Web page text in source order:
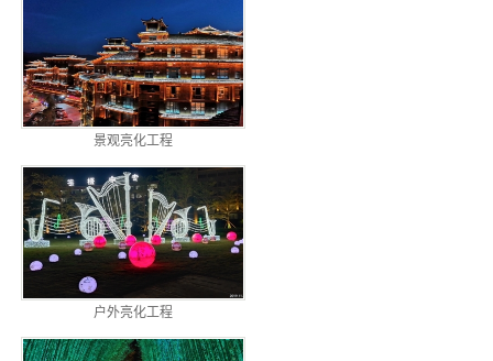
景观亮化工程
户外亮化工程